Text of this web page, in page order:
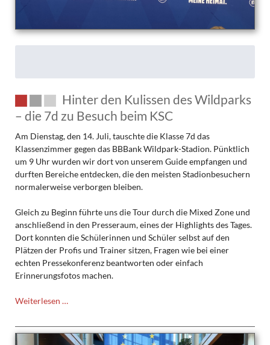
Hinter den Kulissen des Wildparks
– die 7d zu Besuch beim KSC
Am Dienstag, den 14. Juli, tauschte die Klasse 7d das
Klassenzimmer gegen das BBBank Wildpark-Stadion. Pünktlich
um 9 Uhr wurden wir dort von unserem Guide empfangen und
durften Bereiche entdecken, die den meisten Stadionbesuchern
normalerweise verborgen bleiben.
Gleich zu Beginn führte uns die Tour durch die Mixed Zone und
anschließend in den Presseraum, eines der Highlights des Tages.
Dort konnten die Schülerinnen und Schüler selbst auf den
Plätzen der Profis und Trainer sitzen, Fragen wie bei einer
echten Pressekonferenz beantworten oder einfach
Erinnerungsfotos machen.
Weiterlesen …
Kulissen
des